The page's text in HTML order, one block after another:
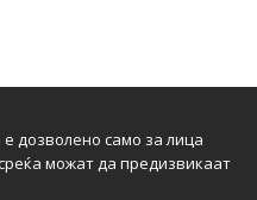
дозволено само за лица
можат да предизвикаат